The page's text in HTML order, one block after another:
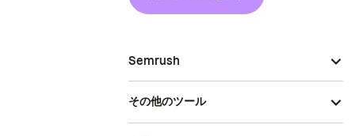
Semrush
その他のツール